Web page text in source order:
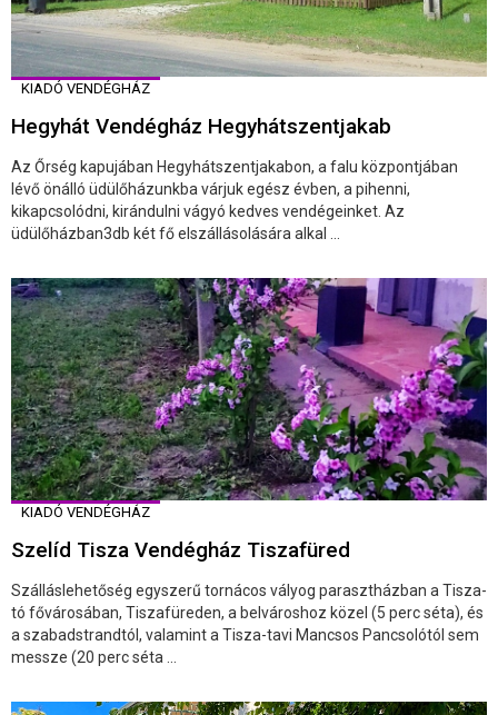
KIADÓ VENDÉGHÁZ
Hegyhát Vendégház Hegyhátszentjakab
Az Őrség kapujában Hegyhátszentjakabon, a falu központjában
lévő önálló üdülőházunkba várjuk egész évben, a pihenni,
kikapcsolódni, kirándulni vágyó kedves vendégeinket. Az
üdülőházban3db két fő elszállásolására alkal ...
KIADÓ VENDÉGHÁZ
Szelíd Tisza Vendégház Tiszafüred
Szálláslehetőség egyszerű tornácos vályog parasztházban a Tisza-
tó fővárosában, Tiszafüreden, a belvároshoz közel (5 perc séta), és
a szabadstrandtól, valamint a Tisza-tavi Mancsos Pancsolótól sem
messze (20 perc séta ...